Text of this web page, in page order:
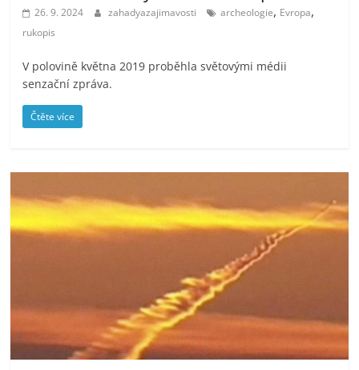
26. 9. 2024 zahadyazajimavosti archeologie, Evropa,
rukopis
V polovině května 2019 proběhla světovými médii
senzační zpráva.
Čtěte více